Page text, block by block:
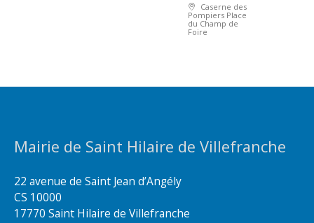
Caserne des
Pompiers Place
du Champ de
Foire
Mairie de Saint Hilaire de Villefranche
22 avenue de Saint Jean d’Angély
CS 10000
17770 Saint Hilaire de Villefranche